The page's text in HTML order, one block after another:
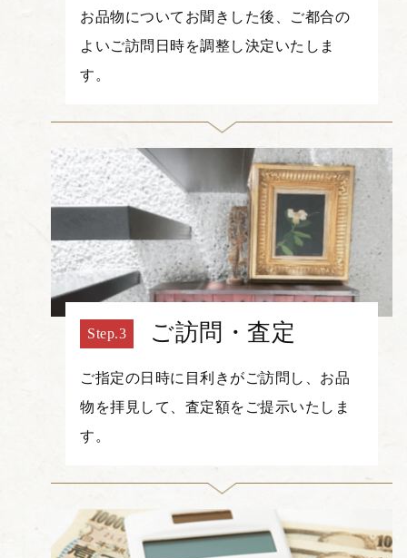
お品物についてお聞きした後、ご都合の
よいご訪問日時を調整し決定いたしま
す。
ご訪問・査定
ご指定の日時に目利きがご訪問し、お品
物を拝見して、査定額をご提示いたしま
す。